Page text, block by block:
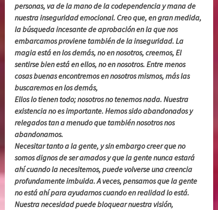
personas, va de la mano de la codependencia y mana de
nuestra inseguridad emocional. Creo que, en gran medida,
la búsqueda incesante de aprobación en la que nos
embarcamos proviene también de la inseguridad. La
magia está en los demás, no en nosotros, creemos, El
sentirse bien está en ellos, no en nosotros. Entre menos
cosas buenas encontremos en nosotros mismos, más las
buscaremos en los demás,
Ellos lo tienen todo; nosotros no tenemos nada. Nuestra
existencia no es importante. Hemos sido abandonados y
relegados tan a menudo que también nosotros nos
abandonamos.
Necesitar tanto a la gente, y sin embargo creer que no
somos dignos de ser amados y que la gente nunca estará
ahí cuando la necesitemos, puede volverse una creencia
profundamente imbuida. A veces, pensamos que la gente
no está ahí para ayudarnos cuando en realidad lo está.
Nuestra necesidad puede bloquear nuestra visión,